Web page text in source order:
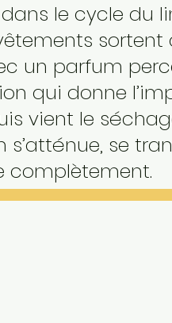
le cycle du
un parfum
qui donne
vient le
se
complètement.